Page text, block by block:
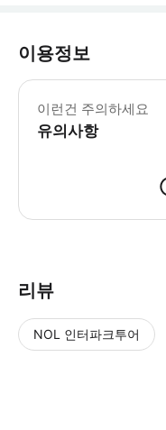
이용정보
이런건 주의하세요
유의사항
리뷰
NOL 인터파크투어